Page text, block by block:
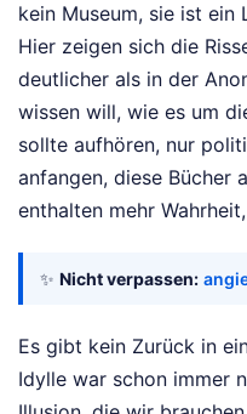
kein Museum, sie ist ein
Hier zeigen sich die
deutlicher als in der
wissen will, wie es um
sollte aufhören, nur
anfangen, diese Bücher
enthalten mehr
✨ Nicht verpassen:
Es gibt kein Zurück in
Idylle war schon immer